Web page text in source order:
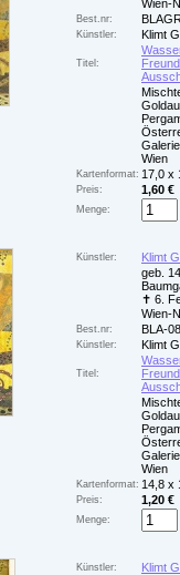
Wien-
Best.nr:
Künstler: Klimt
Titel:
Wien
Kartenformat: 17,0 x
Preis: 1,60 €
Menge:
Künstler:
Klimt
geb.
✝ 6.
Wien-
Best.nr: BLA-
Künstler: Klimt
Titel:
Wien
Kartenformat: 14,8 x
Preis: 1,20 €
Menge:
Künstler:
Klimt